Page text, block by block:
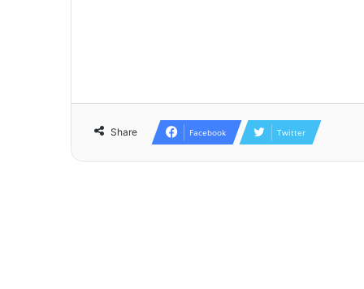
Share Facebook Twitter